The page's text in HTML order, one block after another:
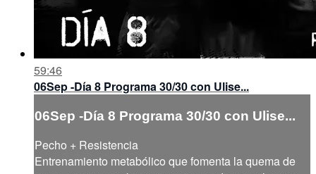
59:46
06Sep -Día 8 Programa 30/30 con Ulise...
06Sep -Día 8 Programa 30/30 con Ulise...
Pecho + Resistencia
Entrenamiento metabólico que fomenta la quema de